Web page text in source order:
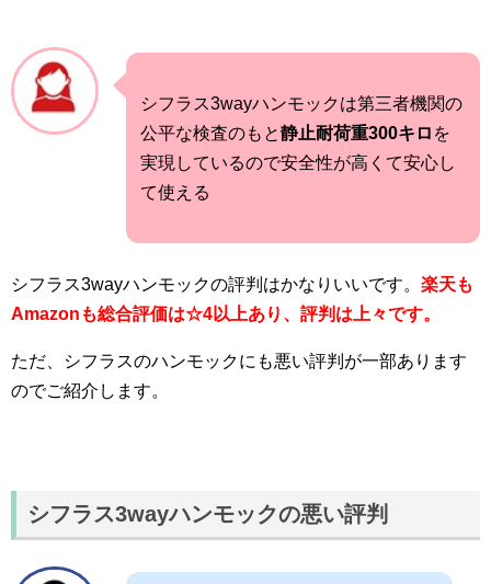
シフラス3wayハンモックは第三者機関の
公平な検査のもと静止耐荷重300キロ を
実現しているので安全性が高くて安心し
て使える
シフラス3wayハンモックの評判はかなりいいです。 楽天も
Amazonも総合評価は☆4以上あり、評判は上々です。
ただ、シフラスのハンモックにも悪い評判が一部あります
のでご紹介します。
シフラス3wayハンモックの悪い評判